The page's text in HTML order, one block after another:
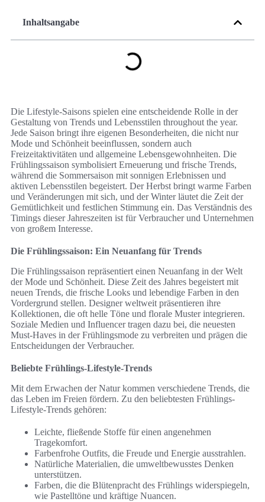
Inhaltsangabe
Die Lifestyle-Saisons spielen eine entscheidende Rolle in der
Gestaltung von Trends und Lebensstilen throughout the year.
Jede Saison bringt ihre eigenen Besonderheiten, die nicht nur
Mode und Schönheit beeinflussen, sondern auch
Freizeitaktivitäten und allgemeine Lebensgewohnheiten. Die
Frühlingssaison symbolisiert Erneuerung und frische Trends,
während die Sommersaison mit sonnigen Erlebnissen und
aktiven Lebensstilen begeistert. Der Herbst bringt warme Farben
und Veränderungen mit sich, und der Winter läutet die Zeit der
Gemütlichkeit und festlichen Stimmung ein. Das Verständnis des
Timings dieser Jahreszeiten ist für Verbraucher und Unternehmen
von großem Interesse.
Die Frühlingssaison: Ein Neuanfang für Trends
Die Frühlingssaison repräsentiert einen Neuanfang in der Welt
der Mode und Schönheit. Diese Zeit des Jahres begeistert mit
neuen Trends, die frische Looks und lebendige Farben in den
Vordergrund stellen. Designer weltweit präsentieren ihre
Kollektionen, die oft helle Töne und florale Muster integrieren.
Soziale Medien und Influencer tragen dazu bei, die neuesten
Must-Haves in der Frühlingsmode zu verbreiten und prägen die
Entscheidungen der Verbraucher.
Beliebte Frühlings-Lifestyle-Trends
Mit dem Erwachen der Natur kommen verschiedene Trends, die
das Leben im Freien fördern. Zu den beliebtesten Frühlings-
Lifestyle-Trends gehören:
Leichte, fließende Stoffe für einen angenehmen
Tragekomfort.
Farbenfrohe Outfits, die Freude und Energie ausstrahlen.
Natürliche Materialien, die umweltbewusstes Denken
unterstützen.
Farben, die die Blütenpracht des Frühlings widerspiegeln,
wie Pastelltöne und kräftige Nuancen.